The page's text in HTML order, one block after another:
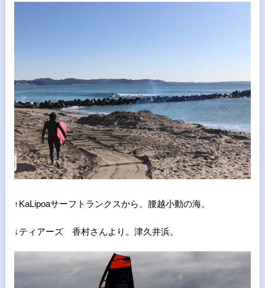
↑KaLipoaサーフトランクスから。腰越小動の海。
↓ティアーズ 香村さんより。津久井浜。